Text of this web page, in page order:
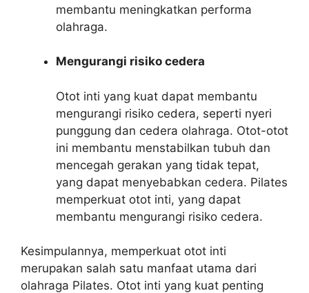
membantu meningkatkan performa
olahraga.
Mengurangi risiko cedera
Otot inti yang kuat dapat membantu
mengurangi risiko cedera, seperti nyeri
punggung dan cedera olahraga. Otot-otot
ini membantu menstabilkan tubuh dan
mencegah gerakan yang tidak tepat,
yang dapat menyebabkan cedera. Pilates
memperkuat otot inti, yang dapat
membantu mengurangi risiko cedera.
Kesimpulannya, memperkuat otot inti
merupakan salah satu manfaat utama dari
olahraga Pilates. Otot inti yang kuat penting